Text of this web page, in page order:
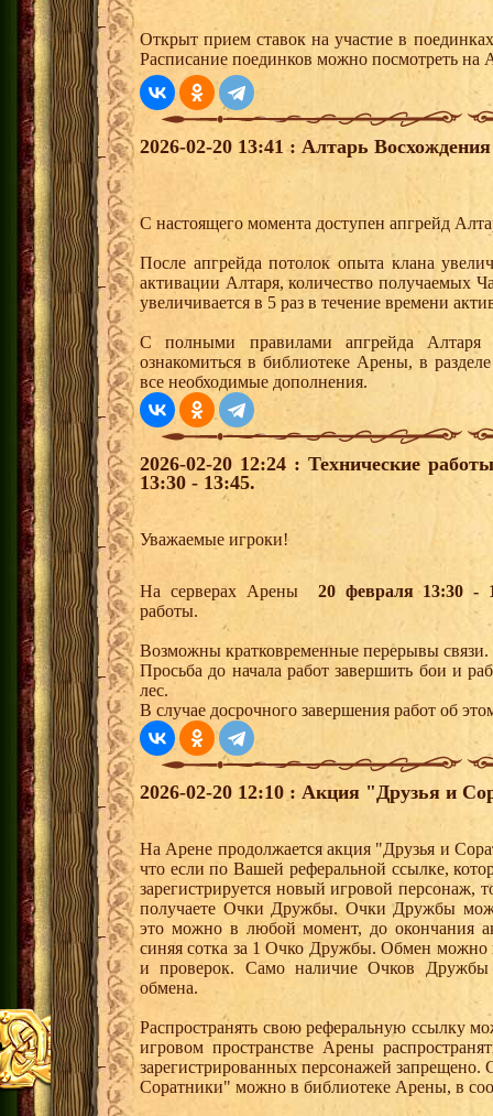
Открыт прием ставок на участие в
Расписание поединков можно посмотреть на
2026-02-20 13:41 : Алтарь
С настоящего момента доступен апгрейд
После апгрейда потолок опыта клана
активации Алтаря, количество получаемых
увеличивается в 5 раз в течение времени
С полными правилами апгрейда
ознакомиться в библиотеке Арены, в
все необходимые дополнения.
2026-02-20 12:24 : Технические
13:30 - 13:45.
Уважаемые игроки!
На серверах Арены
20 февраля 13:30 -
работы.
Возможны кратковременные перерывы связи.
Просьба до начала работ завершить бои и
лес.
В случае досрочного завершения работ об
2026-02-20 12:10 : Акция "Друзья и
На Арене продолжается акция "Друзья и
что если по Вашей реферальной ссылке,
зарегистрируется новый игровой
получаете Очки Дружбы. Очки Дружбы
это можно в любой момент, до окончания
синяя сотка за 1 Очко Дружбы. Обмен можно
и проверок. Само наличие Очков Дружбы
обмена.
Распространять свою реферальную ссылку
игровом пространстве Арены
зарегистрированных персонажей
Соратники" можно в библиотеке Арены, в